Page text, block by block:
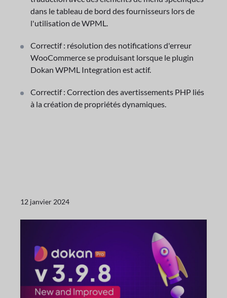
dans le tableau de bord des fournisseurs lors de
l'utilisation de WPML.
Correctif : résolution des notifications d'erreur
WooCommerce se produisant lorsque le plugin
Dokan WPML Integration est actif.
Correctif : Correction des avertissements PHP liés
à la création de propriétés dynamiques.
12 janvier 2024